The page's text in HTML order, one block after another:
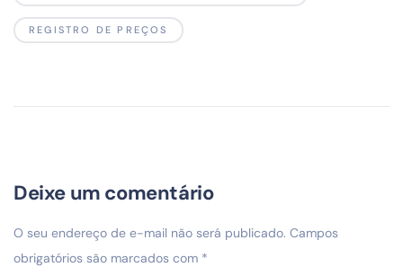
REGISTRO DE PREÇOS
Deixe um comentário
O seu endereço de e-mail não será publicado. Campos
obrigatórios são marcados com *